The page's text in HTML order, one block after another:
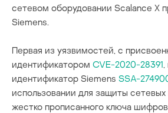
сетевом оборудовании Scalance X
Siemens.
Первая из уязвимостей, с
идентификатором CVE-2020-28391,
идентификатор Siemens SSA-
использовании для защиты
жестко прописанного ключа